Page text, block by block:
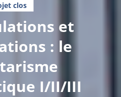
clos
et
: le
I/II/III